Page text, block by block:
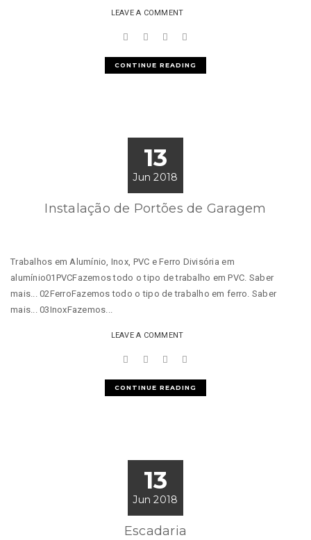
LEAVE A COMMENT
CONTINUE READING
13
Jun 2018
Instalação de Portões de Garagem
Trabalhos em Alumínio, Inox, PVC e Ferro Divisória em
alumínio01PVCFazemos todo o tipo de trabalho em PVC. Saber
mais... 02FerroFazemos todo o tipo de trabalho em ferro. Saber
mais... 03InoxFazemos...
LEAVE A COMMENT
CONTINUE READING
13
Jun 2018
Escadaria